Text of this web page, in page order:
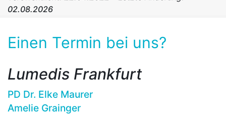
02.08.2026
Einen Termin bei uns?
Lumedis Frankfurt
PD Dr. Elke Maurer
Amelie Grainger